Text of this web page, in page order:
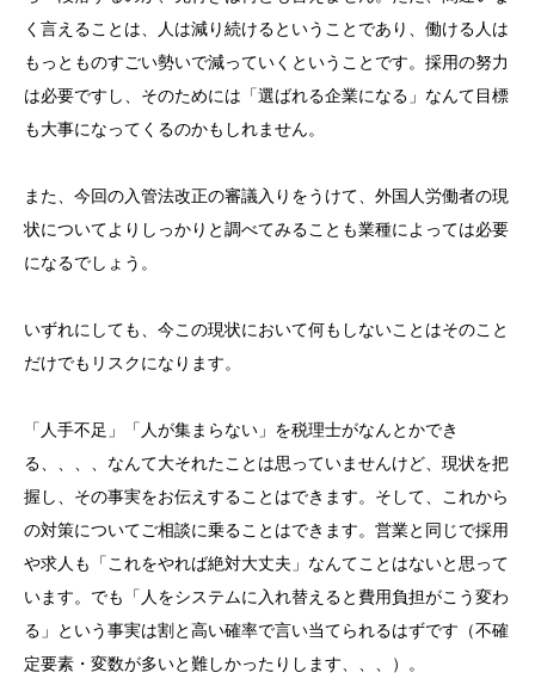
く言えることは、人は減り続けるということであり、働ける人は
もっとものすごい勢いで減っていくということです。採用の努力
は必要ですし、そのためには「選ばれる企業になる」なんて目標
も大事になってくるのかもしれません。
また、今回の入管法改正の審議入りをうけて、外国人労働者の現
状についてよりしっかりと調べてみることも業種によっては必要
になるでしょう。
いずれにしても、今この現状において何もしないことはそのこと
だけでもリスクになります。
「人手不足」「人が集まらない」を税理士がなんとかでき
る、、、、なんて大それたことは思っていませんけど、現状を把
握し、その事実をお伝えすることはできます。そして、これから
の対策についてご相談に乗ることはできます。営業と同じで採用
や求人も「これをやれば絶対大丈夫」なんてことはないと思って
います。でも「人をシステムに入れ替えると費用負担がこう変わ
る」という事実は割と高い確率で言い当てられるはずです（不確
定要素・変数が多いと難しかったりします、、、）。